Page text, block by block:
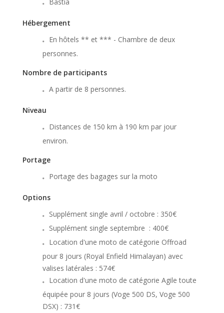
Bastia
Hébergement
En hôtels ** et *** - Chambre de deux
personnes.
Nombre de participants
A partir de 8 personnes.
Niveau
Distances de 150 km à 190 km par jour
environ.
Portage
Portage des bagages sur la moto
Options
Supplément single avril / octobre : 350€
Supplément single septembre : 400€
Location d'une moto de catégorie Offroad
pour 8 jours (Royal Enfield Himalayan) avec
valises latérales : 574€
Location d'une moto de catégorie Agile toute
équipée pour 8 jours (Voge 500 DS, Voge 500
DSX) : 731€